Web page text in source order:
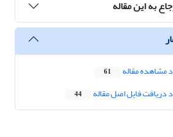
به این مقاله
مشاهده مقاله 61
دریافت فایل اصل مقاله 44